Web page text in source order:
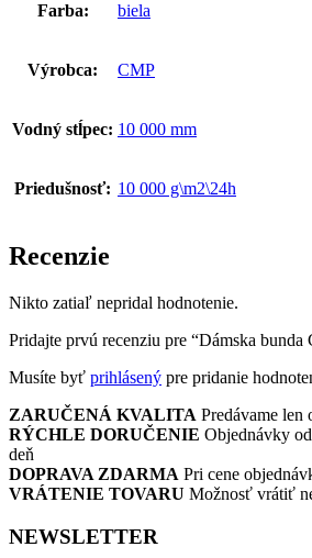
Farba: biela
Výrobca: CMP
Vodný stĺpec: 10 000 mm
Priedušnosť: 10 000 g\m2\24h
Recenzie
Nikto zatiaľ nepridal hodnotenie.
Pridajte prvú recenziu pre “Dámska
Musíte byť prihlásený pre pridanie
ZARUČENÁ KVALITA Predávame len
RÝCHLE DORUČENIE Objednávky
deň
DOPRAVA ZDARMA Pri cene
VRÁTENIE TOVARU Možnosť vrátiť
NEWSLETTER